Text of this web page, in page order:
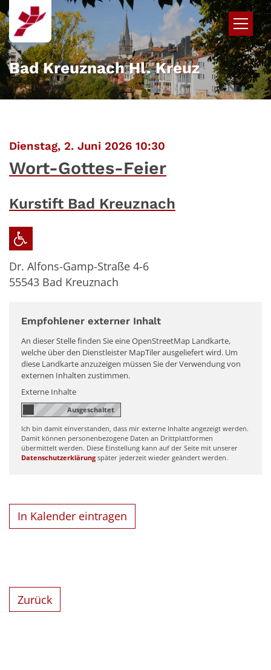
Zum Inhalt springen
Bad Kreuznach Hl. Kreuz
Dienstag, 2. Juni 2026 10:30
Wort-Gottes-Feier
Kurstift Bad Kreuznach
Dr. Alfons-Gamp-Straße 4-6
55543 Bad Kreuznach
Empfohlener externer Inhalt
An dieser Stelle finden Sie eine OpenStreetMap Landkarte,
welche über den Dienstleister MapTiler ausgeliefert wird. Um
diese Landkarte anzuzeigen müssen Sie der Verwendung von
externen Inhalten zustimmen.
Externe Inhalte
Ich bin damit einverstanden, dass mir externe Inhalte angezeigt werden.
Damit können personenbezogene Daten an Drittplattformen
übermittelt werden. Diese Einstellung kann auf der Seite mit unserer
Datenschutzerklärung später jederzeit wieder geändert werden.
In Kalender eintragen
Zurück